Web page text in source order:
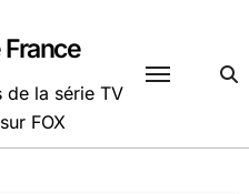
de la série TV
FOX